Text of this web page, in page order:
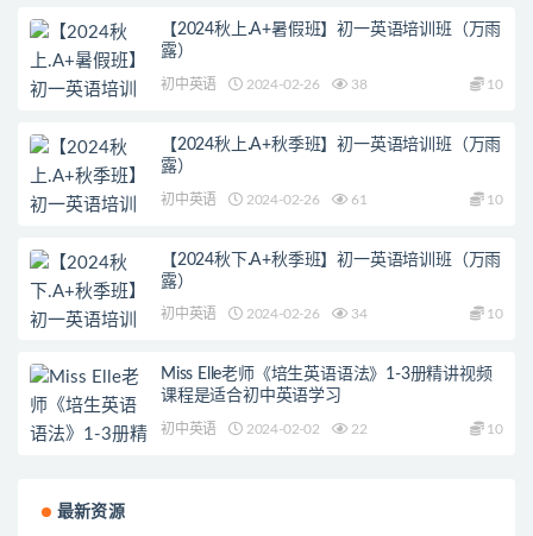
【2024秋上.A+暑假班】初一英语培训班（万雨
露）
初中英语 2024-02-26 38 10
【2024秋上.A+秋季班】初一英语培训班（万雨
露）
初中英语 2024-02-26 61 10
【2024秋下.A+秋季班】初一英语培训班（万雨
露）
初中英语 2024-02-26 34 10
Miss Elle老师《培生英语语法》1-3册精讲视频
课程是适合初中英语学习
初中英语 2024-02-02 22 10
最新资源